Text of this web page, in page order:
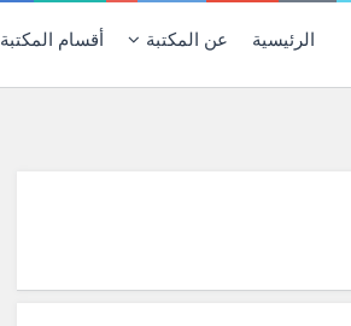
الرئيسية عن المكتبة أقسام المكتبة